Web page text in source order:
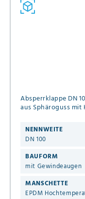
Absperrklappe DN
aus Sphäroguss mit
NENNWEITE
DN 100
BAUFORM
mit Gewindeaugen
MANSCHETTE
EPDM